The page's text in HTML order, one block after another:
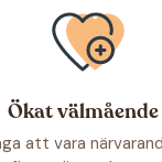
Ökat välmående
att vara